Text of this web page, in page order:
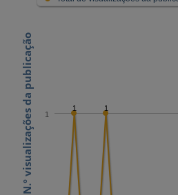
N.º visualizações da publicação 1 1
1